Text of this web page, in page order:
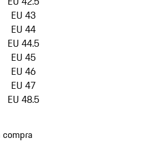
EU 43
EU 44
EU 44.5
EU 45
EU 46
EU 47
EU 48.5